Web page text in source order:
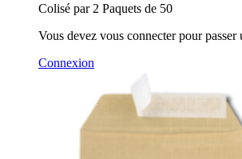
Colisé par 2 Paquets de 50
Vous devez vous connecter pour passer
Connexion